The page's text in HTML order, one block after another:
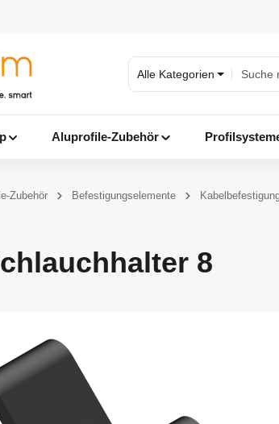
Alle Kategorien
Aluprofile-Zubehör
Zubehör Befestigungselemente
8